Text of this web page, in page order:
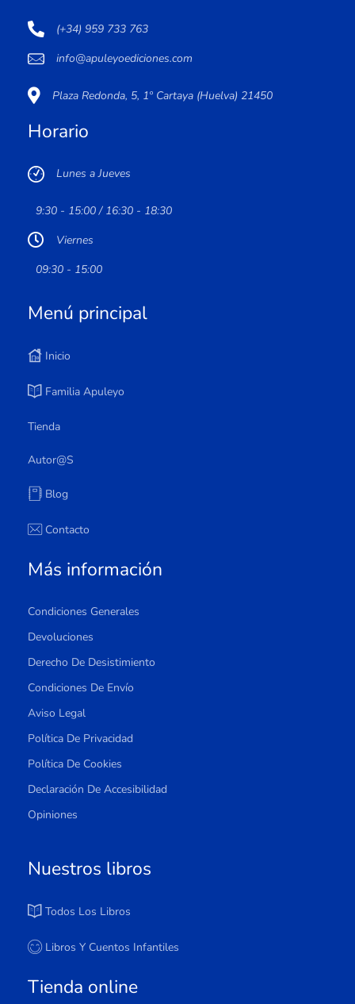
(+34) 959 733 763
info@apuleyoediciones.com
Plaza Redonda, 5, 1º Cartaya (Huelva) 21450
Horario
Lunes a Jueves
9:30 - 15:00 / 16:30 - 18:30
Viernes
09:30 - 15:00
Menú principal
Inicio
Familia Apuleyo
Tienda
Autor@s
Blog
Contacto
Más información
Condiciones Generales
Devoluciones
Derecho De Desistimiento
Condiciones De Envío
Aviso Legal
Política De Privacidad
Política De Cookies
Declaración De Accesibilidad
Opiniones
Nuestros libros
Todos Los Libros
Libros Y Cuentos Infantiles
Tienda online